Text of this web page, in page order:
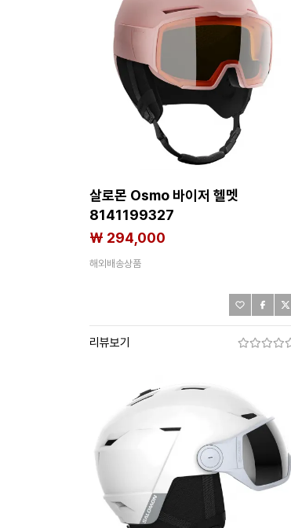
살로몬 Osmo 바이저 헬멧
8141199327
₩ 294,000
해외배송상품
리뷰보기